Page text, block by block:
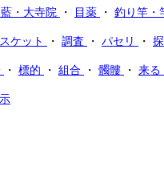
・大寺院 ・ 目薬 ・ 釣り竿・
ケット ・ 調査 ・ パセリ ・
・ 標的 ・ 組合 ・ 髑髏 ・ 来る